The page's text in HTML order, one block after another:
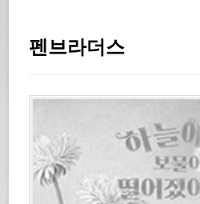
펜브라더스